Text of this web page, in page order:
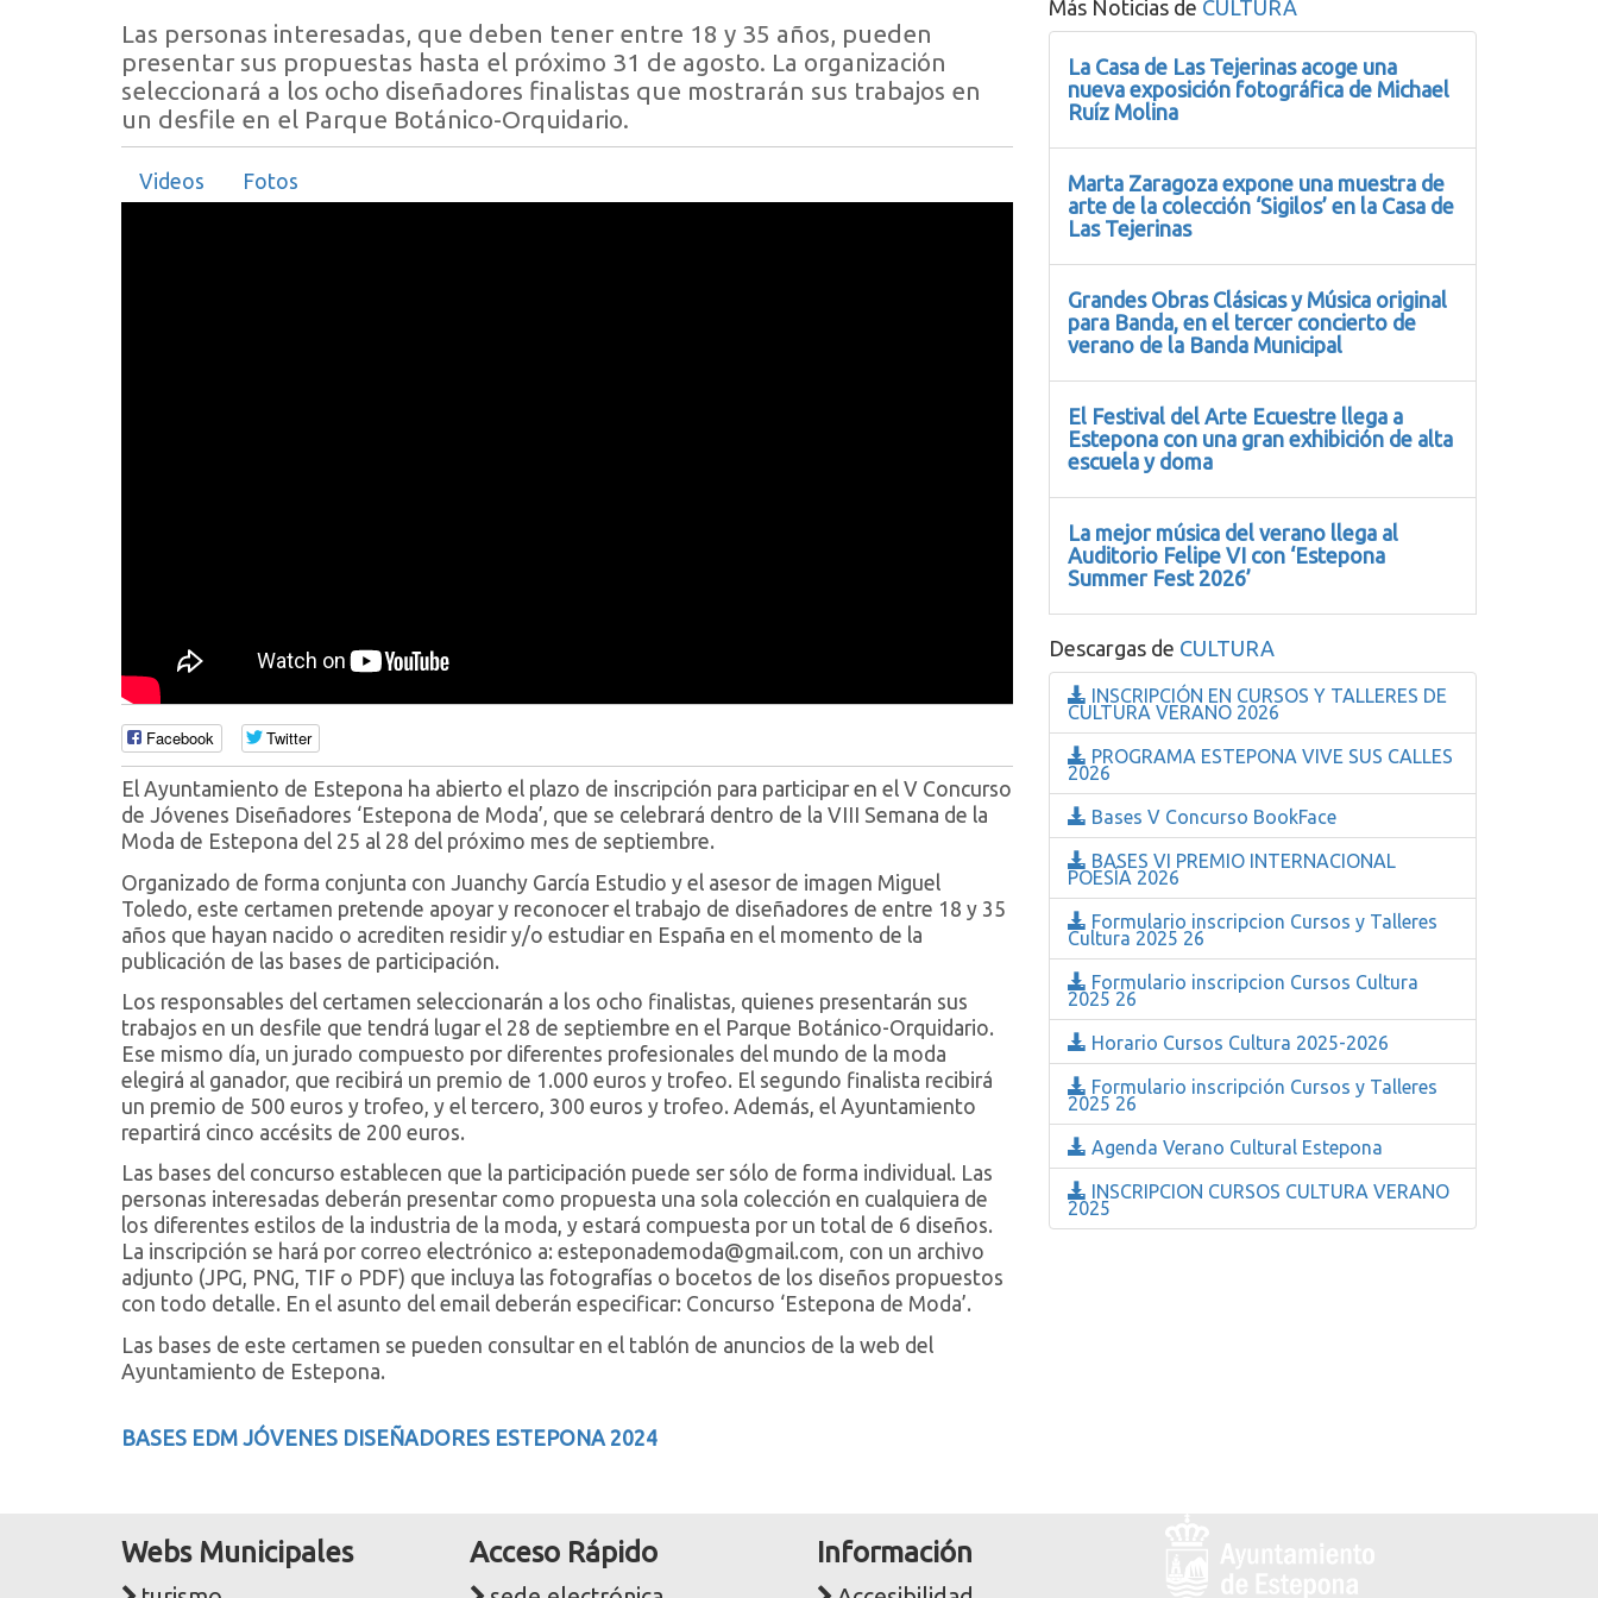
Las personas interesadas, que deben tener entre 18 y 35 años, pueden
presentar sus propuestas hasta el próximo 31 de agosto. La organización
seleccionará a los ocho diseñadores finalistas que mostrarán sus trabajos en
un desfile en el Parque Botánico-Orquidario.
Videos Fotos
Facebook Twitter
El Ayuntamiento de Estepona ha abierto el plazo de inscripción para participar en el V Concurso
de Jóvenes Diseñadores ‘Estepona de Moda’, que se celebrará dentro de la VIII Semana de la
Moda de Estepona del 25 al 28 del próximo mes de septiembre.
Organizado de forma conjunta con Juanchy García Estudio y el asesor de imagen Miguel
Toledo, este certamen pretende apoyar y reconocer el trabajo de diseñadores de entre 18 y 35
años que hayan nacido o acrediten residir y/o estudiar en España en el momento de la
publicación de las bases de participación.
Los responsables del certamen seleccionarán a los ocho finalistas, quienes presentarán sus
trabajos en un desfile que tendrá lugar el 28 de septiembre en el Parque Botánico-Orquidario.
Ese mismo día, un jurado compuesto por diferentes profesionales del mundo de la moda
elegirá al ganador, que recibirá un premio de 1.000 euros y trofeo. El segundo finalista recibirá
un premio de 500 euros y trofeo, y el tercero, 300 euros y trofeo. Además, el Ayuntamiento
repartirá cinco accésits de 200 euros.
Las bases del concurso establecen que la participación puede ser sólo de forma individual. Las
personas interesadas deberán presentar como propuesta una sola colección en cualquiera de
los diferentes estilos de la industria de la moda, y estará compuesta por un total de 6 diseños.
La inscripción se hará por correo electrónico a: esteponademoda@gmail.com, con un archivo
adjunto (JPG, PNG, TIF o PDF) que incluya las fotografías o bocetos de los diseños propuestos
con todo detalle. En el asunto del email deberán especificar: Concurso ‘Estepona de Moda’.
Las bases de este certamen se pueden consultar en el tablón de anuncios de la web del
Ayuntamiento de Estepona.
BASES EDM JÓVENES DISEÑADORES ESTEPONA 2024
Más Noticias de CULTURA
La Casa de Las Tejerinas acoge una
nueva exposición fotográfica de Michael
Ruíz Molina
Marta Zaragoza expone una muestra de
arte de la colección ‘Sigilos’ en la Casa de
Las Tejerinas
Grandes Obras Clásicas y Música original
para Banda, en el tercer concierto de
verano de la Banda Municipal
El Festival del Arte Ecuestre llega a
Estepona con una gran exhibición de alta
escuela y doma
La mejor música del verano llega al
Auditorio Felipe VI con ‘Estepona
Summer Fest 2026’
Descargas de CULTURA
INSCRIPCIÓN EN CURSOS Y TALLERES DE
CULTURA VERANO 2026
PROGRAMA ESTEPONA VIVE SUS CALLES
2026
Bases V Concurso BookFace
BASES VI PREMIO INTERNACIONAL
POESÍA 2026
Formulario inscripcion Cursos y Talleres
Cultura 2025 26
Formulario inscripcion Cursos Cultura
2025 26
Horario Cursos Cultura 2025-2026
Formulario inscripción Cursos y Talleres
2025 26
Agenda Verano Cultural Estepona
INSCRIPCION CURSOS CULTURA VERANO
2025
Webs Municipales Acceso Rápido Información